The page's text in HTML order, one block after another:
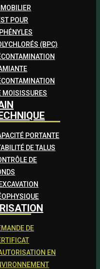
POUR
(BPC)
MOISISSURES
PORTANTE
DE TALUS
DE
DE
EN